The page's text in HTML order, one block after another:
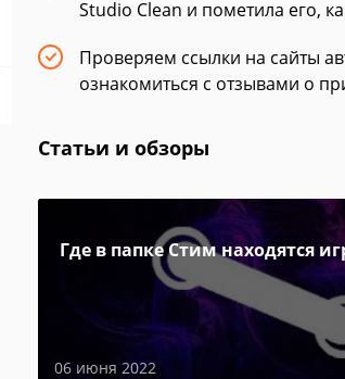
Studio Clean и пометила его,
Проверяем ссылки на сайты
ознакомиться с отзывами о
Статьи и обзоры
Где в папке Стим находятся
06 июня 2022